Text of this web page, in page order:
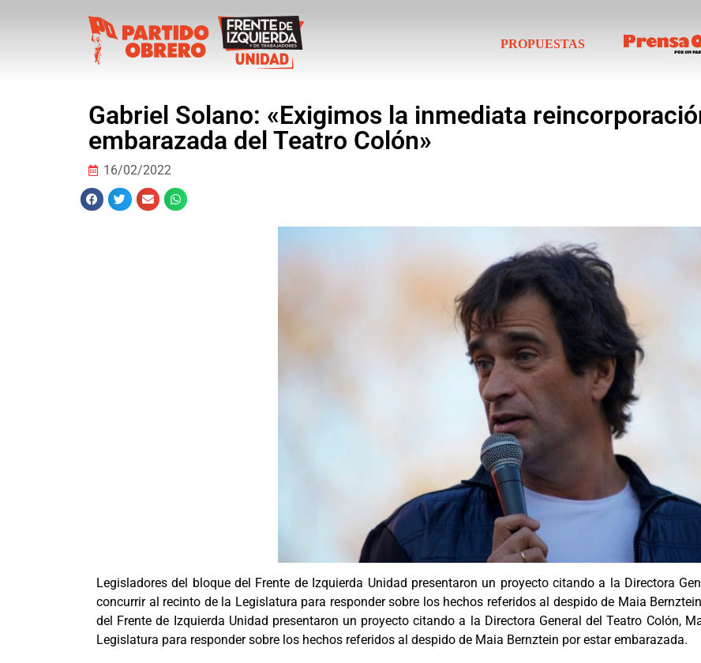
PROPUESTAS
Gabriel Solano: «Exigimos la inmediata
embarazada del Teatro Colón»
16/02/2022
Legisladores del bloque del Frente de Izquierda Unidad presentaron un proyecto citando a la Directora
concurrir al recinto de la Legislatura para responder sobre los hechos referidos al despido de Maia
del Frente de Izquierda Unidad presentaron un proyecto citando a la Directora General del Teatro Colón,
Legislatura para responder sobre los hechos referidos al despido de Maia Bernztein por estar embarazada.